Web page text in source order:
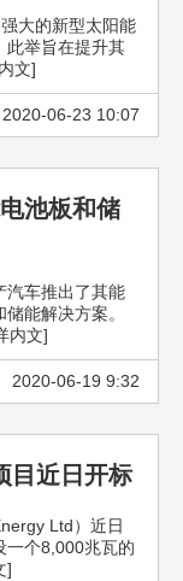
大的新型太阳能
此举旨在提升其
文]
2020-06-23 10:07
池板和储
汽车推出了其能
能解决方案。
内文]
2020-06-19 9:32
目近日开标
Ltd）近日
一个8,000兆瓦的
]